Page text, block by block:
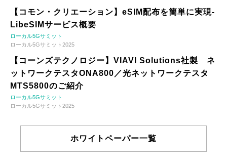
【コモン・クリエーション】eSIM配布を簡単に実現-
LibeSIMサービス概要
ローカル5Gサミット
ローカル5Gサミット2025
【コーンズテクノロジー】VIAVI Solutions社製 ネ
ットワークテスタONA800／光ネットワークテスタ
MTS5800のご紹介
ローカル5Gサミット
ローカル5Gサミット2025
ホワイトペーパー一覧